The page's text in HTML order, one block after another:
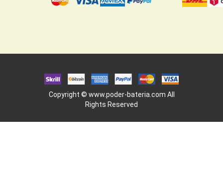
Copyright © www.poder-bateria.com All
Rights Reserved